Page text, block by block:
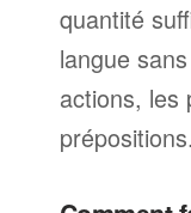
quantité
langue
actions, les
prépositions.